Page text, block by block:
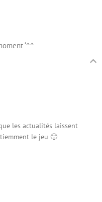
‘^^
les actualités laissent
le jeu 🙂